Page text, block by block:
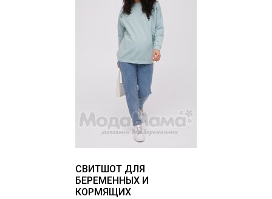
СВИТШОТ ДЛЯ
БЕРЕМЕННЫХ И
КОРМЯЩИХ